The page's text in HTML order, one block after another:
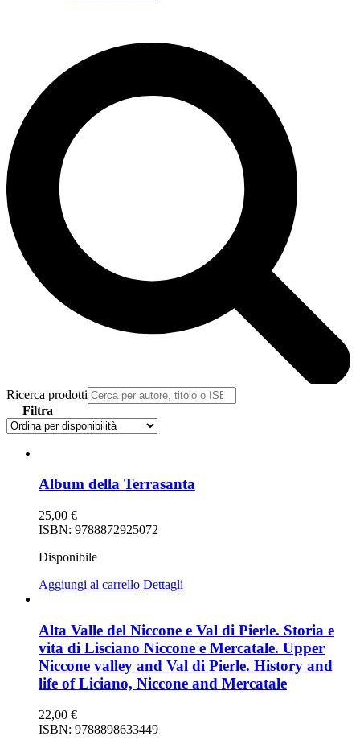
Ricerca prodotti
Filtra
Album della Terrasanta
25,00 €
ISBN: 9788872925072
Disponibile
Aggiungi al carrello Dettagli
Alta Valle del Niccone e Val di Pierle. Storia e
vita di Lisciano Niccone e Mercatale. Upper
Niccone valley and Val di Pierle. History and
life of Liciano, Niccone and Mercatale
22,00 €
ISBN: 9788898633449